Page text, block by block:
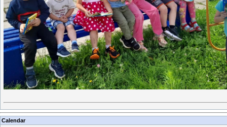
Calendar